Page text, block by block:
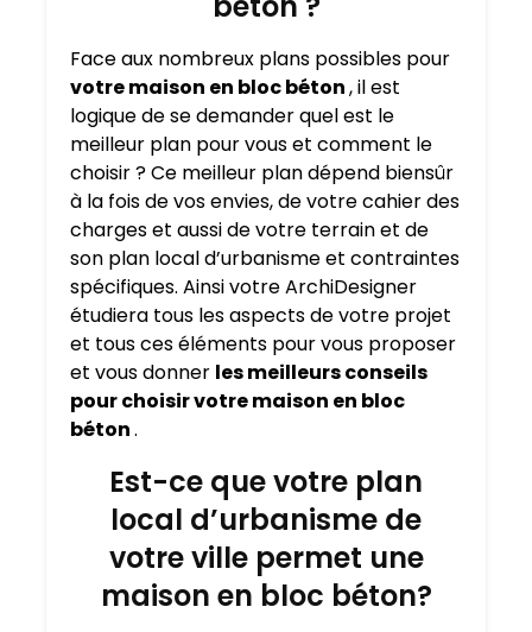
Face aux nombreux plans possibles pour
votre maison en bloc béton, il est
logique de se demander quel est le
meilleur plan pour vous et comment le
choisir ? Ce meilleur plan dépend biensûr
à la fois de vos envies, de votre cahier des
charges et aussi de votre terrain et de
son plan local d’urbanisme et contraintes
spécifiques. Ainsi votre ArchiDesigner
étudiera tous les aspects de votre projet
et tous ces éléments pour vous proposer
et vous donner les meilleurs conseils
pour choisir votre maison en bloc
béton.
Est-ce que votre plan
local d’urbanisme de
votre ville permet une
maison en bloc béton?